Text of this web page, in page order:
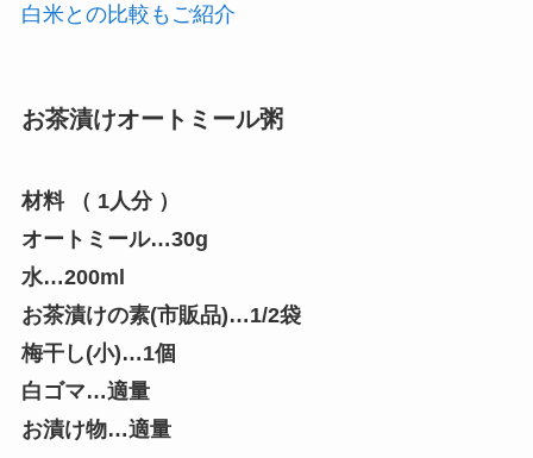
白米との比較もご紹介
お茶漬けオートミール粥
材料 （ 1人分 ）
オートミール…30g
水…200ml
お茶漬けの素(市販品)…1/2袋
梅干し(小)…1個
白ゴマ…適量
お漬け物…適量